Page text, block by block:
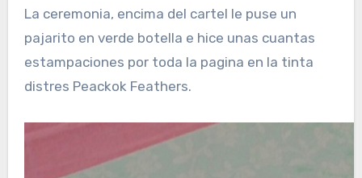
La ceremonia, encima del cartel le puse un
pajarito en verde botella e hice unas cuantas
estampaciones por toda la pagina en la tinta
distres Peackok Feathers.